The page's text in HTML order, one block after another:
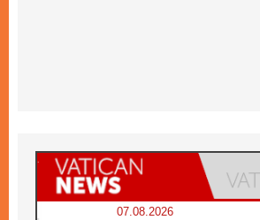
07.08.2026